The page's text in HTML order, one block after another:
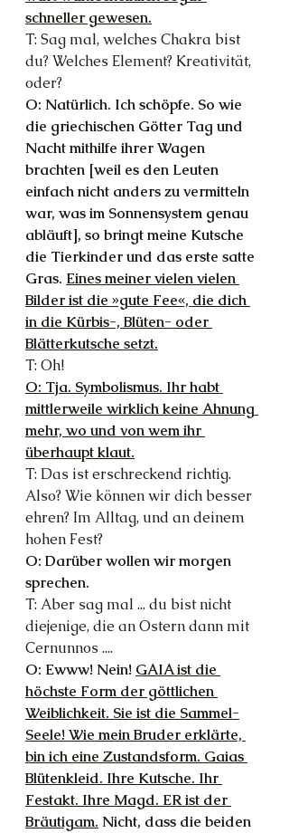
schneller gewesen.
T: Sag mal, welches Chakra bist
du? Welches Element? Kreativität,
oder?
O: Natürlich. Ich schöpfe. So wie
die griechischen Götter Tag und
Nacht mithilfe ihrer Wagen
brachten [weil es den Leuten
einfach nicht anders zu vermitteln
war, was im Sonnensystem genau
abläuft], so bringt meine Kutsche
die Tierkinder und das erste satte
Gras. Eines meiner vielen vielen
Bilder ist die »gute Fee«, die dich
in die Kürbis-, Blüten- oder
Blätterkutsche setzt.
T: Oh!
O: Tja. Symbolismus. Ihr habt
mittlerweile wirklich keine Ahnung
mehr, wo und von wem ihr
überhaupt klaut.
T: Das ist erschreckend richtig.
Also? Wie können wir dich besser
ehren? Im Alltag, und an deinem
hohen Fest?
O: Darüber wollen wir morgen
sprechen.
T: Aber sag mal ... du bist nicht
diejenige, die an Ostern dann mit
Cernunnos ....
O: Ewww! Nein! GAIA ist die
höchste Form der göttlichen
Weiblichkeit. Sie ist die Sammel-
Seele! Wie mein Bruder erklärte,
bin ich eine Zustandsform. Gaias
Blütenkleid. Ihre Kutsche. Ihr
Festakt. Ihre Magd. ER ist der
Bräutigam. Nicht, dass die beiden